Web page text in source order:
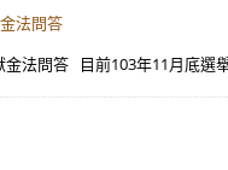
法問答
法問答 目前103年11月底選